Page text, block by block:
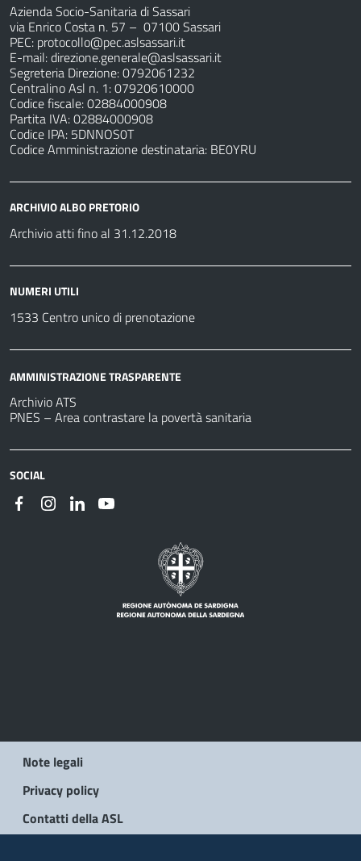
Azienda Socio-Sanitaria di Sassari
via Enrico Costa n. 57 – 07100 Sassari
PEC: protocollo@pec.aslsassari.it
E-mail:direzione.generale@aslsassari.it
Segreteria Direzione: 0792061232
Centralino Asl n. 1: 07920610000
Codice fiscale: 02884000908
Partita IVA: 02884000908
Codice IPA: 5DNNOS0T
Codice Amministrazione destinataria: BE0YRU
ARCHIVIO ALBO PRETORIO
Archivio atti fino al 31.12.2018
NUMERI UTILI
1533 Centro unico di prenotazione
AMMINISTRAZIONE TRASPARENTE
Archivio ATS
PNES – Area contrastare la povertà sanitaria
SOCIAL
Note legali
Privacy policy
Contatti della ASL